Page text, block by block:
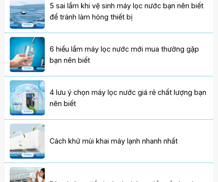
5 sai lầm khi vệ sinh máy lọc nước bạn nên biết
để tránh làm hỏng thiết bị
6 hiểu lầm máy lọc nước mới mua thường gặp
bạn nên biết
4 lưu ý chọn máy lọc nước giá rẻ chất lượng bạn
nên biết
Cách khử mùi khai máy lạnh nhanh nhất